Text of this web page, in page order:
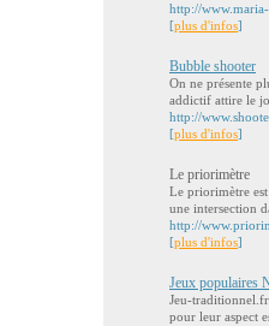
http://
[plus d'infos]
Bubble shooter
On ne présente
addictif attire le
http://
[plus d'infos]
Le priorimètre
Le priorimètre
une intersection
http://
[plus d'infos]
Jeux populaires
Jeu-
pour leur aspect